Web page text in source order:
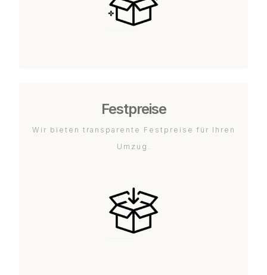
Festpreise
Wir bieten transparente Festpreise für Ihren
Umzug.